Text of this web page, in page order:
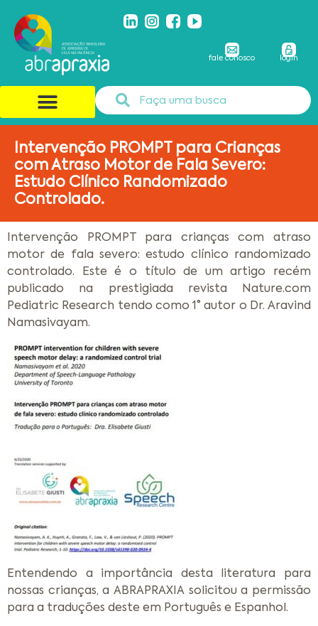
fale conosco login
Intervenção PROMPT para Crianças
com Atraso Motor de Fala Severo:
Estudo Clínico Randomizado
Controlado.
Intervenção PROMPT para crianças com atraso
motor de fala severo: estudo clínico randomizado
controlado. Este é o título de um artigo recém
publicado na prestigiada revista Nature.com
Pediatric Research tendo como 1° autor o Dr. Aravind
Namasivayam.
Entendendo a importância desta literatura para
nossas crianças, a ABRAPRAXIA solicitou a permissão
para a traduções deste em Português e Espanhol.